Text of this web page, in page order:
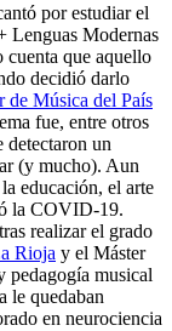
por estudiar el
Lenguas Modernas
cuenta que aquello
decidió darlo
de Música del País
fue, entre otros
detectaron un
(y mucho). Aun
educación, el arte
la COVID-19.
realizar el grado
Rioja y el Máster
pedagogía musical
le quedaban
en neurociencia